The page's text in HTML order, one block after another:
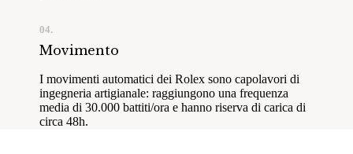
04.
Movimento
I movimenti automatici dei Rolex sono capolavori di
ingegneria artigianale: raggiungono una frequenza
media di 30.000 battiti/ora e hanno riserva di carica di
circa 48h.